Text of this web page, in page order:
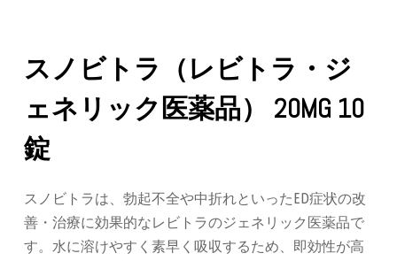
スノビトラ（レビトラ・ジ
ェネリック医薬品） 20MG 10
錠
スノビトラは、勃起不全や中折れといったED症状の改
善・治療に効果的なレビトラのジェネリック医薬品で
す。水に溶けやすく素早く吸収するため、即効性が高